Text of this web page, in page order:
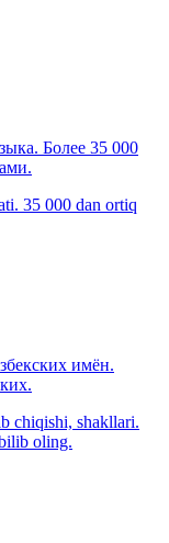
Более 35 000
35 000 dan ortiq
имён.
chiqishi, shakllari.
oling.